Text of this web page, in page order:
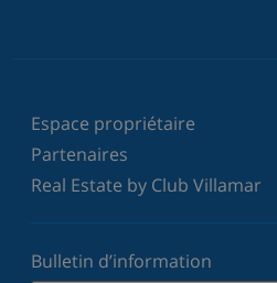
Espace propriétaire
Partenaires
Real Estate by Club Villamar
Bulletin d’information